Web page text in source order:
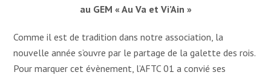
au GEM « Au Va et Vi’Ain »
Comme il est de tradition dans notre association, la
nouvelle année s’ouvre par le partage de la galette des rois.
Pour marquer cet évènement, l’AFTC 01 a convié ses